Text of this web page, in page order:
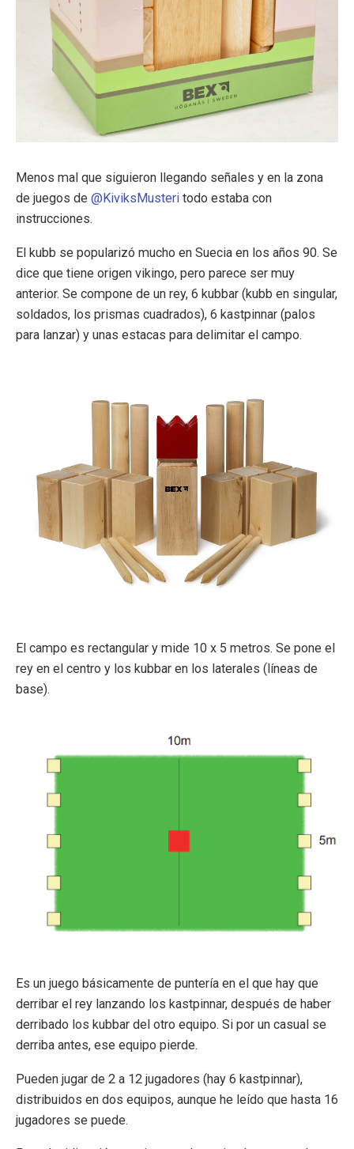
Menos mal que siguieron llegando señales y en la zona
de juegos de @KiviksMusteri todo estaba con
instrucciones.
El kubb se popularizó mucho en Suecia en los años 90. Se
dice que tiene origen vikingo, pero parece ser muy
anterior. Se compone de un rey, 6 kubbar (kubb en singular,
soldados, los prismas cuadrados), 6 kastpinnar (palos
para lanzar) y unas estacas para delimitar el campo.
El campo es rectangular y mide 10 x 5 metros. Se pone el
rey en el centro y los kubbar en los laterales (líneas de
base).
Es un juego básicamente de puntería en el que hay que
derribar el rey lanzando los kastpinnar, después de haber
derribado los kubbar del otro equipo. Si por un casual se
derriba antes, ese equipo pierde.
Pueden jugar de 2 a 12 jugadores (hay 6 kastpinnar),
distribuidos en dos equipos, aunque he leído que hasta 16
jugadores se puede.